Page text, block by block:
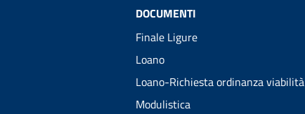
DOCUMENTI
Finale Ligure
Loano
Loano-Richiesta ordinanza viabilità
Modulistica